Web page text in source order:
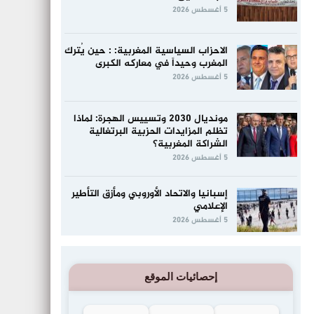
5 أغسطس 2026
الاحزاب السياسية المغربية: : حين يُترك
المغرب وحيداً في معاركه الكبرى
5 أغسطس 2026
مونديال 2030 وتسييس الهجرة: لماذا
تظلم المزايدات الحزبية البرتغالية
الشراكة المغربية؟
5 أغسطس 2026
إسبانيا والاتحاد الأوروبي ومأزق التأطير
الإعلامي
5 أغسطس 2026
إحصائيات الموقع